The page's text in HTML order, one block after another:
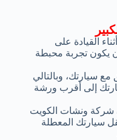
القيادة على
يكون تجربة محبطة
سيارتك، وبالتالي
إلى أقرب ورشة
شركة ونشات الكويت
سيارتك المعطلة